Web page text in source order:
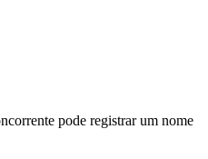
pode registrar um nome